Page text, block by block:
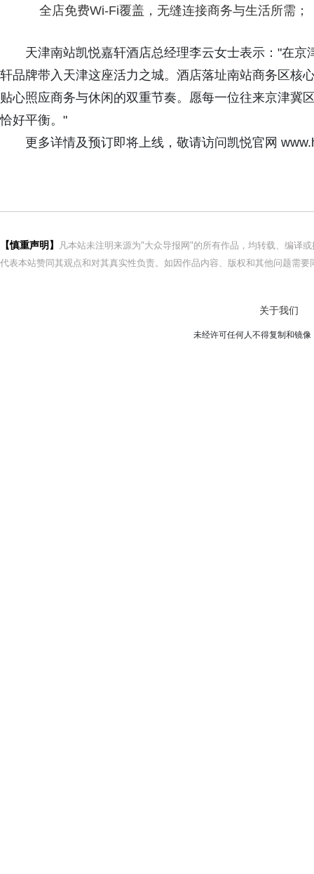
全店免费Wi-Fi覆盖，无缝连接商务与生活所需；
天津南站凯悦嘉轩酒店总经理李云女士表示："在
轩品牌带入天津这座活力之城。酒店落址南站商务区核
贴心照应商务与休闲的双重节奏。愿每一位往来京津冀
恰好平衡。"
更多详情及预订即将上线，敬请访问凯悦官网
【慎重声明】
凡本站未注明来源为"大众导报网"的所有作品，均转载、编译
代表本站赞同其观点和对其真实性负责。如因作品内容、版权和其他问题需
关于我们
未经许可任何人不得复制和镜